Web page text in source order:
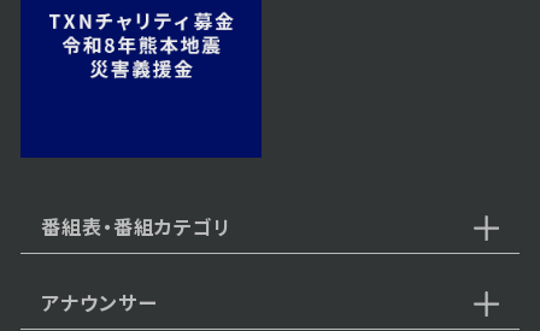
番組表・番組カテゴリ
アナウンサー